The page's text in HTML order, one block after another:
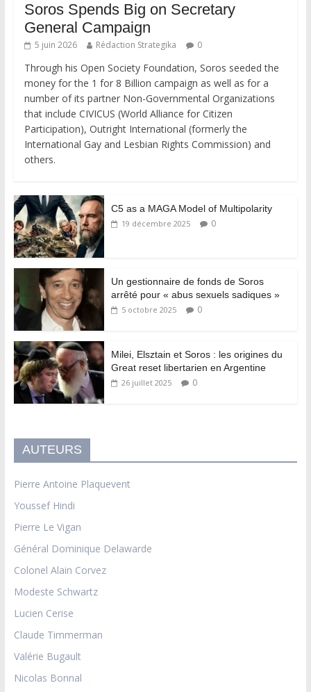
Soros Spends Big on Secretary
General Campaign
5 juin 2026 Rédaction Strategika 0
Through his Open Society Foundation, Soros seeded the
money for the 1 for 8 Billion campaign as well as for a
number of its partner Non-Governmental Organizations
that include CIVICUS (World Alliance for Citizen
Participation), Outright International (formerly the
International Gay and Lesbian Rights Commission) and
others.
C5 as a MAGA Model of Multipolarity
19 décembre 2025 0
Un gestionnaire de fonds de Soros
arrêté pour « abus sexuels sadiques »
5 octobre 2025 0
Milei, Elsztain et Soros : les origines du
Great reset libertarien en Argentine
26 juillet 2025 0
AUTEURS
Pierre Antoine Plaquevent
Youssef Hindi
Pierre Le Vigan
Général Dominique Delawarde
Colonel Alain Corvez
Modeste Schwartz
Lucien Cerise
Claude Timmerman
Valérie Bugault
Nicolas Bonnal